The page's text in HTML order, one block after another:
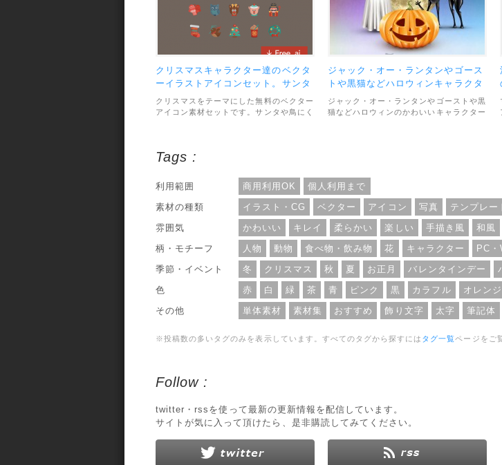
クリスマスキャラクター達のベクタ
ーイラストアイコンセット。サンタ
や鳥にくるみ割り人形など。
クリスマスをテーマにした無料のベクター
アイコン素材セットです。サンタや鳥にく
イル形式はAIで、利用範囲については、個
人・商用利用問わずOKとなっています。
ジャック・オー・ランタンやゴース
トや黒猫などハロウィンキャラクタ
ー達のイラストアイコンセット
ジャック・オー・ランタンやゴーストや黒
猫などハロウィンのかわいいキャラクター
Tags :
利用範囲 商用利用OK
個人利用まで
素材の種類
イラスト・CG ベクター アイコン 写真 テンプレー
雰囲気
かわいい キレイ 柔らかい 楽しい 手描き風 和風
柄・モチーフ
人物 動物 食べ物・飲み物 花 キャラクター PC
季節・イベント
冬 クリスマス 秋 夏 お正月 バレンタインデー
色
赤 白 緑 茶 青 ピンク 黒 カラフル オレンジ
その他
単体素材 素材集 おすすめ 飾り文字 太字 筆記体
※投稿数の多いタグのみを表示しています。すべてのタグから探すには タグ一覧ページをご
Follow :
twitter・rssを使って最新の更新情報を配信しています。
サイトが気に入って頂けたら、是非購読してみてください。